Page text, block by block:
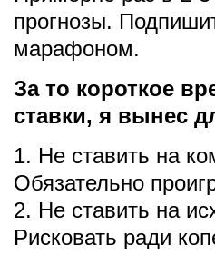
прогнозы.
марафоном.
За то короткое
ставки, я вынес
1. Не ставить на
Обязательно
2. Не ставить на
Рисковать ради